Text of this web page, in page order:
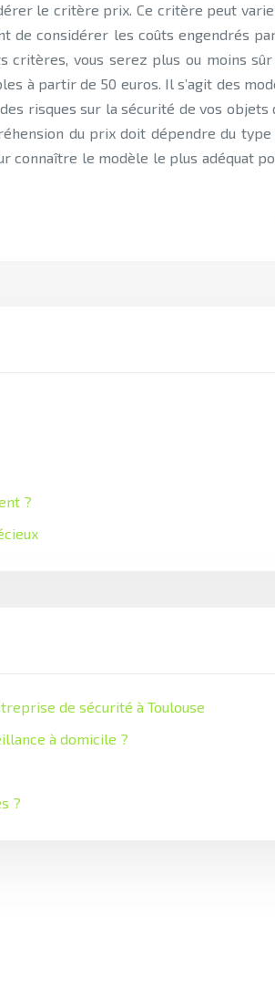
le critère prix. Ce critère peut
considérer les coûts engendrés
vous serez plus ou moins
à partir de 50 euros. Il s’agit des
risques sur la sécurité de vos
du prix doit dépendre du
le modèle le plus adéquat
?
de sécurité à Toulouse
à domicile ?
?